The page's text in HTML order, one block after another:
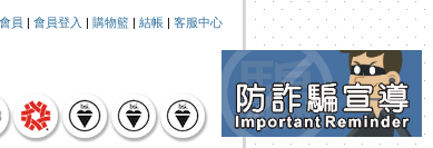
員 | 會員登入 | 購物籃 | 結帳 | 客服中心